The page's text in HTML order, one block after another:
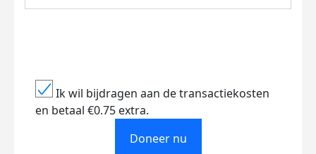
Ik wil bijdragen aan de transactiekosten
en betaal €0.75 extra.
Doneer nu